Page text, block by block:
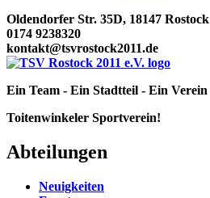
Oldendorfer Str. 35D, 18147 Rostock
0174 9238320
kontakt@tsvrostock2011.de
Ein Team - Ein Stadtteil - Ein Verein
Toitenwinkeler Sportverein!
Abteilungen
Neuigkeiten